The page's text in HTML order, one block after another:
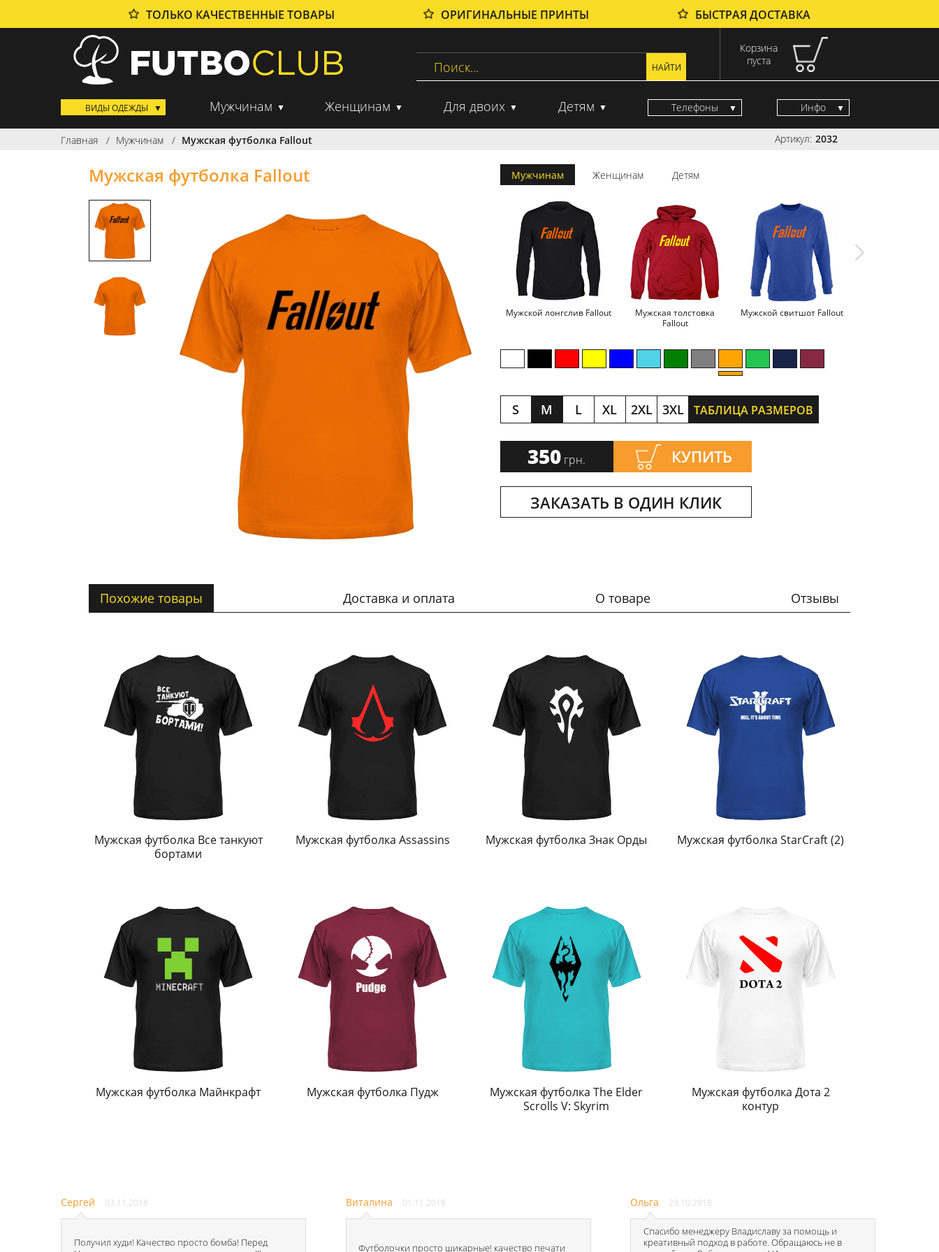
ТОЛЬКО КАЧЕСТВЕННЫЕ ТОВАРЫ ОРИГИНАЛЬНЫЕ ПРИНТЫ БЫСТРАЯ ДОСТАВКА
Корзина
пуста
ВИДЫ ОДЕЖДЫ Мужчинам Женщинам Для двоих Детям Телефоны Инфо
Главная Мужчинам Мужская футболка Fallout Артикул: 2032
Мужская футболка Fallout Мужчинам Женщинам Детям
Мужской лонгслив Fallout
Мужская толстовка
Fallout
Мужской свитшот Fallout
S M L XL 2XL 3XL ТАБЛИЦА РАЗМЕРОВ
350 грн. КУПИТЬ
ЗАКАЗАТЬ В ОДИН КЛИК
Похожие товары Доставка и оплата О товаре Отзывы
Мужская футболка Все танкуют
бортами
Мужская футболка Аssassins Мужская футболка Знак Орды Мужская футболка StarCraft (2)
Мужская футболка Майнкрафт Мужская футболка Пудж
Мужская футболка The Elder
Scrolls V: Skyrim
Мужская футболка Дота 2
контур
Сергей 03.11.2018
Получил худи! Качество просто бомба! Перед
Виталина 01.11.2018
Футболочки просто шикарные! качество печати
Ольга 29.10.2018
Спасибо менеджеру Владиславу за помощь и
креативный подход в работе. Обращаюсь не в